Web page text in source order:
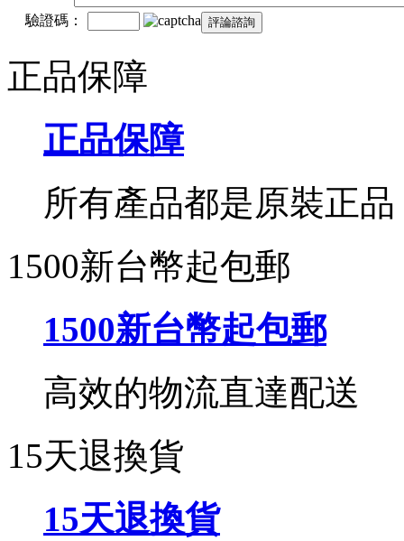
驗證碼：
正品保障
正品保障
所有產品都是原裝正品
1500新台幣起包郵
1500新台幣起包郵
高效的物流直達配送
15天退換貨
15天退換貨